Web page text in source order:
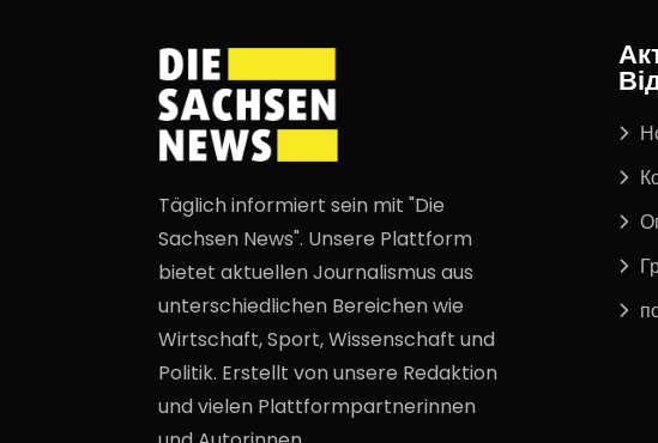
Täglich informiert sein mit "Die
Sachsen News". Unsere Plattform
bietet aktuellen Journalismus aus
unterschiedlichen Bereichen wie
Wirtschaft, Sport, Wissenschaft und
Politik. Erstellt von unsere Redaktion
und vielen Plattformpartnerinnen